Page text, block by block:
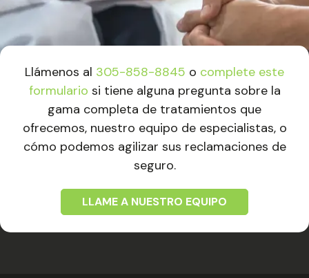
Llámenos al 305-858-8845 o complete este
formulario si tiene alguna pregunta sobre la
gama completa de tratamientos que
ofrecemos, nuestro equipo de especialistas, o
cómo podemos agilizar sus reclamaciones de
seguro.
LLAME A NUESTRO EQUIPO